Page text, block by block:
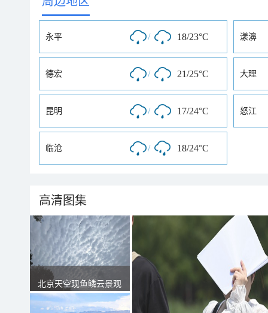
永平 / 18/23°C 漾濞
德宏 / 21/25°C 大理
昆明 / 17/24°C 怒江
临沧 / 18/24°C
高清图集
北京天空现鱼鳞云景观